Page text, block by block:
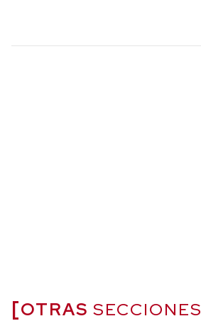
OTRAS SECCIONES